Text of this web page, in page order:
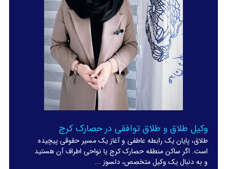
وکیل طلاق و طلاق توافقی در حصارک کرج
طلاق، پایان یک رابطه عاطفی و آغاز یک مسیر حقوقی پیچیده
است. اگر ساکن منطقه حصارک کرج یا نواحی اطراف آن هستید
و به دنبال یک وکیل متخصص، دلسوز ...